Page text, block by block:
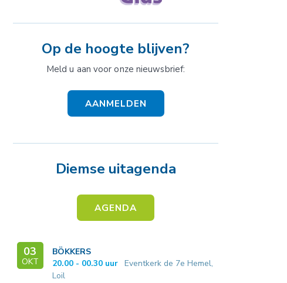
Op de hoogte blijven?
Meld u aan voor onze nieuwsbrief:
AANMELDEN
Diemse uitagenda
AGENDA
03
OKT
BÖKKERS
20.00 - 00.30 uur Eventkerk de 7e Hemel,
Loil